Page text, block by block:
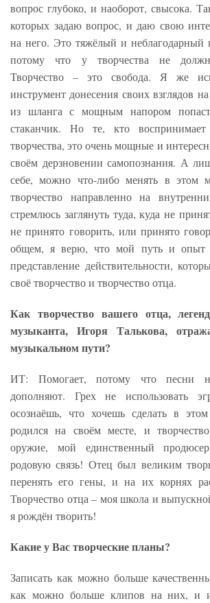
вопрос глубоко, и наоборот, свысока.
которых задаю вопрос, и даю свою
на него. Это тяжёлый и неблагодарный
потому что у творчества не
Творчество – это свобода. Я же
инструмент донесения своих взглядов
из шланга с мощным напором
стаканчик. Но те, кто
творчества, это очень мощные и
своём дерзновении самопознания. А
себе, можно что-либо менять в этом
творчество направленно на
стремлюсь заглянуть туда, куда не
не принято говорить, или принято
общем, я верю, что мой путь и опыт
представление действительности,
своё творчество и творчество отца.
Как творчество вашего отца,
музыканта, Игоря Талькова,
музыкальном пути?
ИТ: Помогает, потому что песни
дополняют. Грех не использовать
осознаёшь, что хочешь сделать в
родился на своём месте, и
оружие, мой единственный
родовую связь! Отец был великим
перенять его гены, и на их корнях
Творчество отца – моя школа и
я рождён творить!
Какие у Вас творческие планы?
Записать как можно больше
как можно больше клипов на них, и